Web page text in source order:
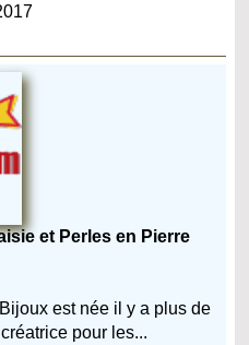
et Perles en Pierre
est née il y a plus de
pour les...